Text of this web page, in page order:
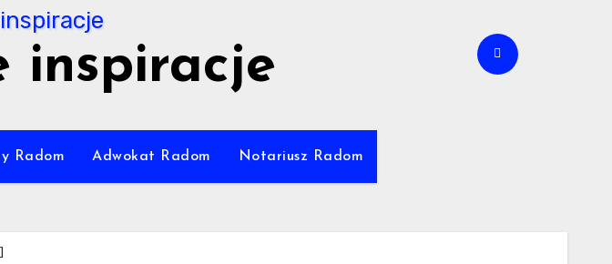
inspiracje
Radom Adwokat Radom Notariusz Radom